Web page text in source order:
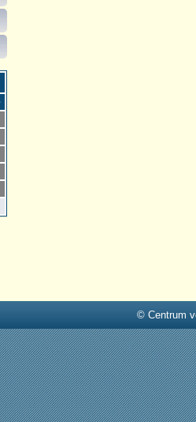
© Centrum